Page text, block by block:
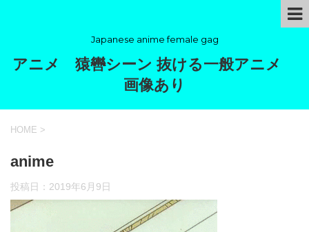
Japanese anime female gag
アニメ 猿轡シーン 抜ける一般アニメ
画像あり
HOME >
anime
投稿日： 2019年6月9日